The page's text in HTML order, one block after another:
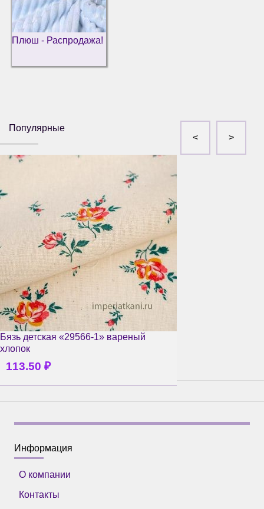
Плюш - Распродажа!
Популярные
Бязь детская «29566-1» вареный
хлопок
113.50 ₽
Информация
О компании
Контакты